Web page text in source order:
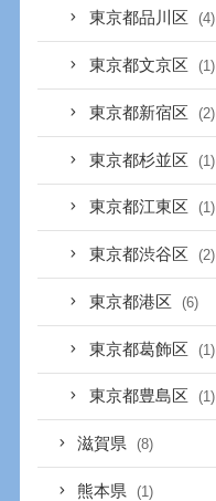
東京都品川区 (4)
東京都文京区 (1)
東京都新宿区 (2)
東京都杉並区 (1)
東京都江東区 (1)
東京都渋谷区 (2)
東京都港区 (6)
東京都葛飾区 (1)
東京都豊島区 (1)
滋賀県 (8)
熊本県 (1)